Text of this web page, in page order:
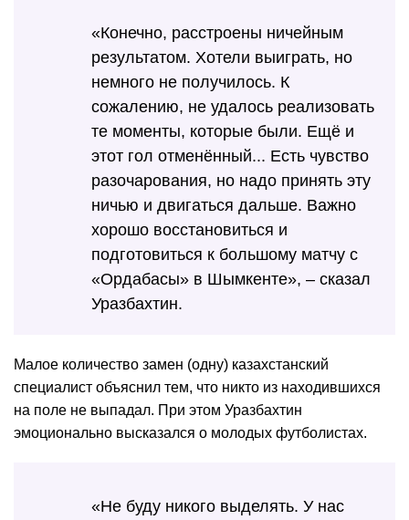
«Конечно, расстроены ничейным
результатом. Хотели выиграть, но
немного не получилось. К
сожалению, не удалось реализовать
те моменты, которые были. Ещё и
этот гол отменённый... Есть чувство
разочарования, но надо принять эту
ничью и двигаться дальше. Важно
хорошо восстановиться и
подготовиться к большому матчу с
«Ордабасы» в Шымкенте», – сказал
Уразбахтин.
Малое количество замен (одну) казахстанский
специалист объяснил тем, что никто из находившихся
на поле не выпадал. При этом Уразбахтин
эмоционально высказался о молодых футболистах.
«Не буду никого выделять. У нас